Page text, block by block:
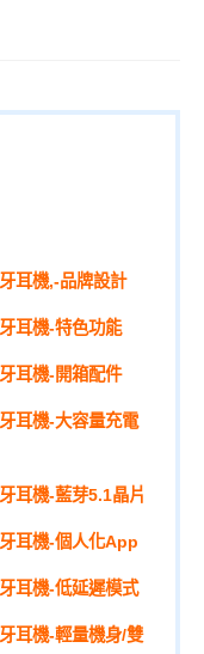
耳機,-品牌設計
耳機-特色功能
耳機-開箱配件
耳機-大容量充電
耳機-藍芽5.1晶片
耳機-個人化App
耳機-低延遲模式
耳機-輕量機身/雙